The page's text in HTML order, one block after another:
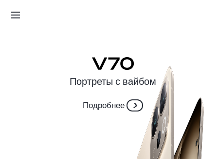
Подробнее